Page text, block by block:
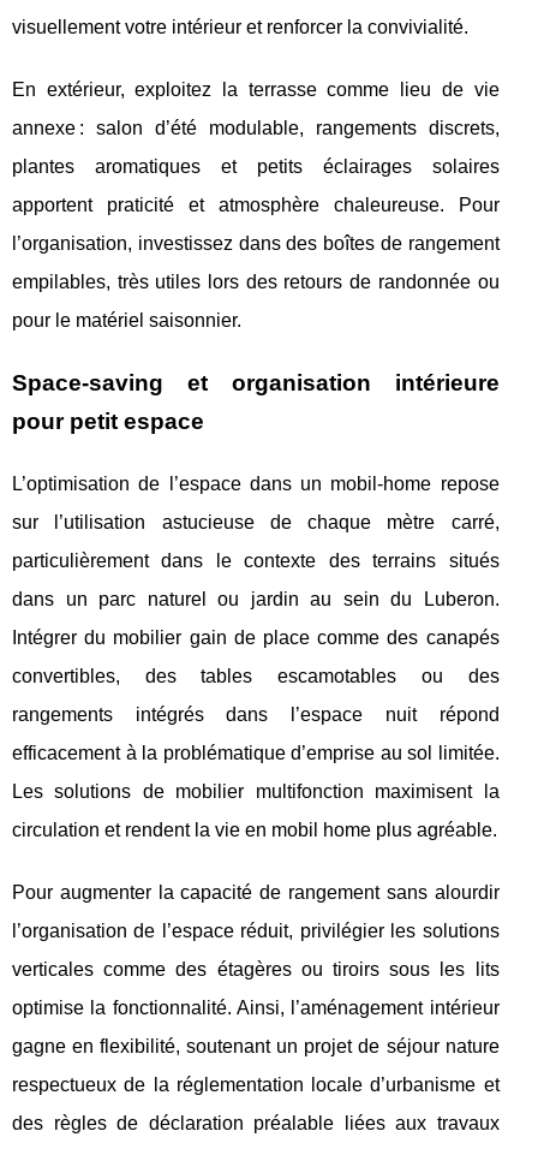
visuellement votre intérieur et renforcer la convivialité.
En extérieur, exploitez la terrasse comme lieu de vie
annexe : salon d’été modulable, rangements discrets,
plantes aromatiques et petits éclairages solaires
apportent praticité et atmosphère chaleureuse. Pour
l’organisation, investissez dans des boîtes de rangement
empilables, très utiles lors des retours de randonnée ou
pour le matériel saisonnier.
Space-saving et organisation intérieure
pour petit espace
L’optimisation de l’espace dans un mobil-home repose
sur l’utilisation astucieuse de chaque mètre carré,
particulièrement dans le contexte des terrains situés
dans un parc naturel ou jardin au sein du Luberon.
Intégrer du mobilier gain de place comme des canapés
convertibles, des tables escamotables ou des
rangements intégrés dans l’espace nuit répond
efficacement à la problématique d’emprise au sol limitée.
Les solutions de mobilier multifonction maximisent la
circulation et rendent la vie en mobil home plus agréable.
Pour augmenter la capacité de rangement sans alourdir
l’organisation de l’espace réduit, privilégier les solutions
verticales comme des étagères ou tiroirs sous les lits
optimise la fonctionnalité. Ainsi, l’aménagement intérieur
gagne en flexibilité, soutenant un projet de séjour nature
respectueux de la réglementation locale d’urbanisme et
des règles de déclaration préalable liées aux travaux